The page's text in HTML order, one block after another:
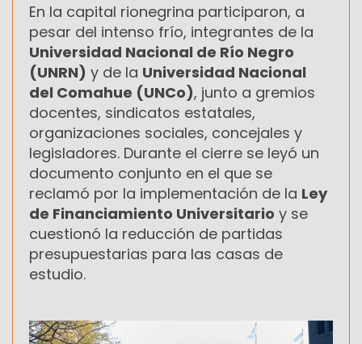
En la capital rionegrina participaron, a
pesar del intenso frío, integrantes de la
Universidad Nacional de Río Negro
(UNRN) y de la Universidad Nacional
del Comahue (UNCo), junto a gremios
docentes, sindicatos estatales,
organizaciones sociales, concejales y
legisladores. Durante el cierre se leyó un
documento conjunto en el que se
reclamó por la implementación de la Ley
de Financiamiento Universitario y se
cuestionó la reducción de partidas
presupuestarias para las casas de
estudio.